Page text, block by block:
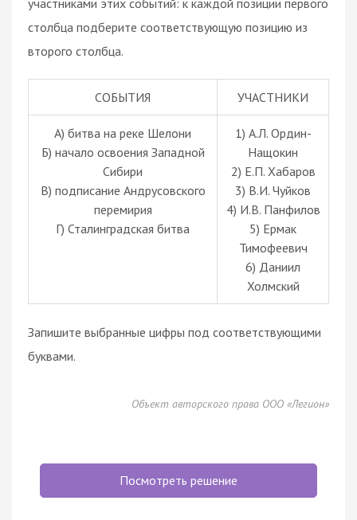
столбца подберите соответствующую позицию из
второго столбца.
СОБЫТИЯ УЧАСТНИКИ
A) битва на реке Шелони
Б) начало освоения Западной
Сибири
В) подписание Андрусовского
перемирия
Г) Сталинградская битва
1) А.Л. Ордин-
Нащокин
2) Е.П. Хабаров
3) В.И. Чуйков
4) И.В. Панфилов
5) Ермак
Тимофеевич
6) Даниил
Холмский
Запишите выбранные цифры под соответствующими
буквами.
Объект авторского права ООО «Легион»
Посмотреть решение